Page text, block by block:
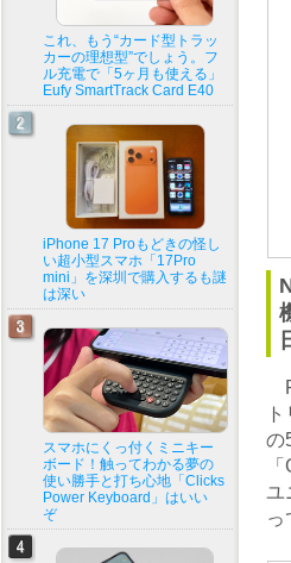
の
ユ
っ
これ、もう“カード型トラッ
カーの理想型”でしょう。フ
ル充電で「5ヶ月も使える」
Eufy SmartTrack Card E40
iPhone 17 Proもどきの怪し
い超小型スマホ「17Pro
mini」を深圳で購入するも謎
は深い
スマホにくっ付くミニキー
ボード！触ってわかる夢の
使い勝手と打ち心地「Clicks
Power Keyboard」はいい
ぞ